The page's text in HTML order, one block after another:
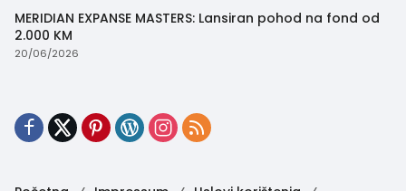
MERIDIAN EXPANSE MASTERS: Lansiran pohod na fond od
2.000 KM
20/06/2026